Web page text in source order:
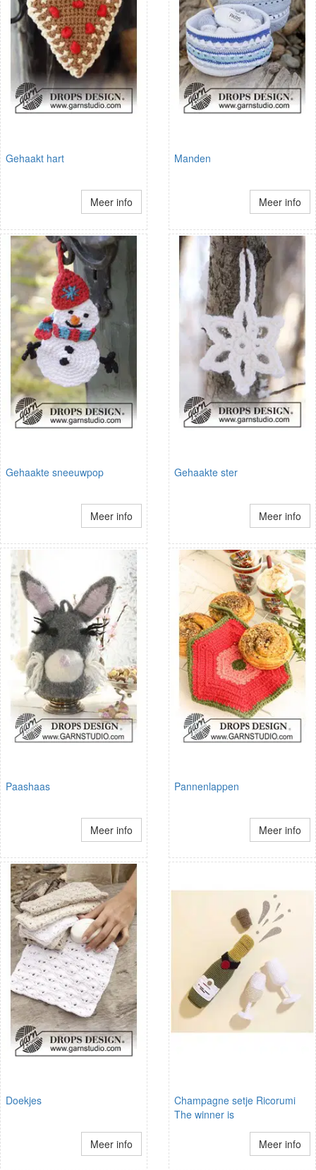
Gehaakt hart
Meer info
Manden
Meer info
Gehaakte sneeuwpop
Meer info
Gehaakte ster
Meer info
Paashaas
Meer info
Pannenlappen
Meer info
Doekjes
Meer info
Champagne setje Ricorumi
The winner is
Meer info